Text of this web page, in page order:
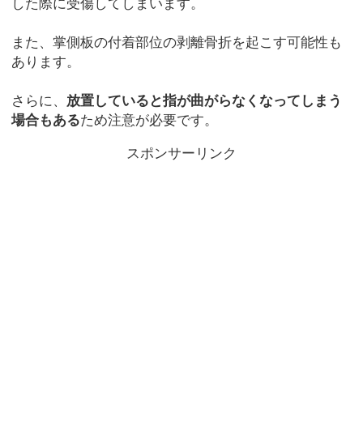
した際に受傷してしまいます。
また、掌側板の付着部位の剥離骨折を起こす可能性も
あります。
さらに、 放置していると指が曲がらなくなってしまう
場合もあるため注意が必要です。
スポンサーリンク